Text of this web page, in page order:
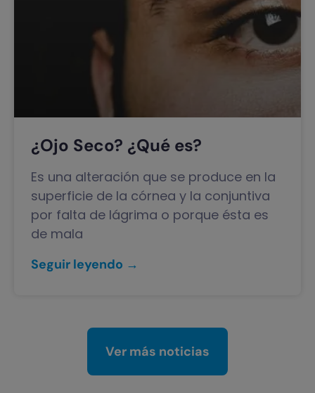
¿Ojo Seco? ¿Qué es?
Es una alteración que se produce en la
superficie de la córnea y la conjuntiva
por falta de lágrima o porque ésta es
de mala
Seguir leyendo →
Ver más noticias